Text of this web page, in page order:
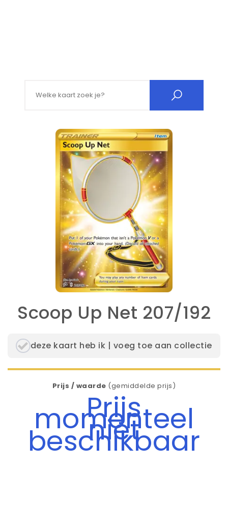
Scoop Up Net 207/192
deze kaart heb ik | voeg toe aan collectie
Prijs / waarde (gemiddelde prijs)
Prijs
momenteel
niet
beschikbaar